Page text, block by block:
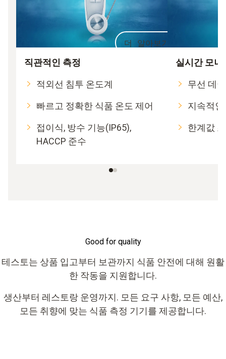
더 알아보기
직관적인 측정
적외선 침투 온도계
빠르고 정확한 식품 온도 제어
접이식, 방수 기능(IP65),
HACCP 준수
실시간 모니
무선 데
지속적
한계값
Good for quality
테스토는 상품 입고부터 보관까지 식품 안전에 대해 원활
한 작동을 지원합니다.
생산부터 레스토랑 운영까지. 모든 요구 사항, 모든 예산,
모든 취향에 맞는 식품 측정 기기를 제공합니다.